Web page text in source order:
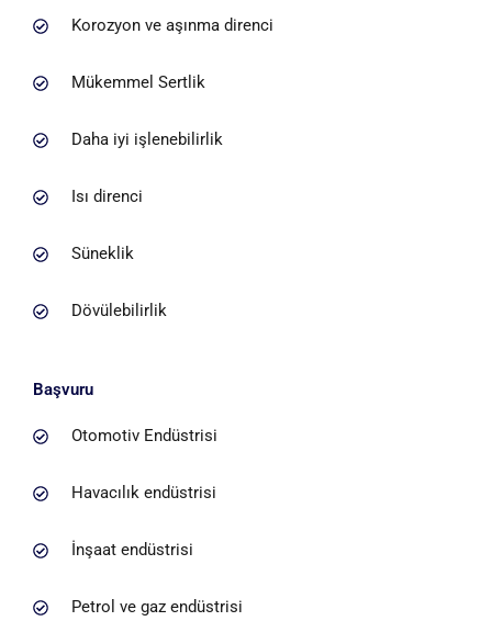
Korozyon ve aşınma direnci
Mükemmel Sertlik
Daha iyi işlenebilirlik
Isı direnci
Süneklik
Dövülebilirlik
Başvuru
Otomotiv Endüstrisi
Havacılık endüstrisi
İnşaat endüstrisi
Petrol ve gaz endüstrisi